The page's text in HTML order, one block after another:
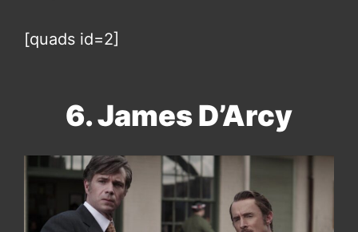
[quads id=2]
6. James D’Arcy